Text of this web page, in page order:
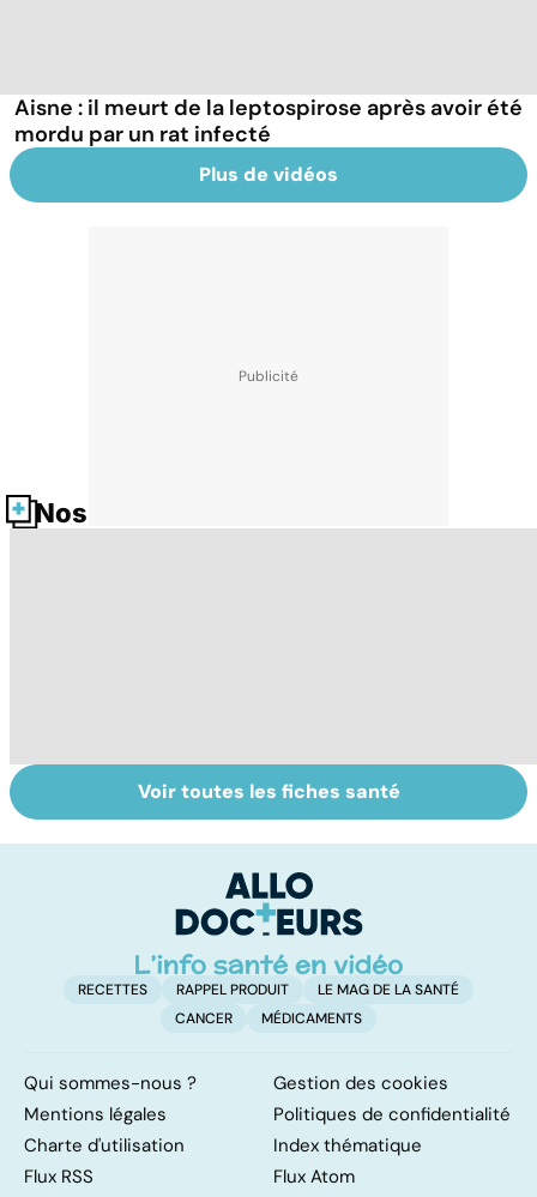
Aisne : il meurt de la leptospirose après avoir été
mordu par un rat infecté
Plus de vidéos
Nos fiches santé
Tout savoir sur
les infections
Inflammation des
amygdales : que
d'angine ?
Voir toutes les fiches santé
RECETTES RAPPEL PRODUIT
LE MAG DE LA SANTÉ
CANCER
MÉDICAMENTS
Qui sommes-nous ?
Gestion des cookies
Mentions légales
Politiques de confidentialité
Charte d'utilisation
Index thématique
Flux RSS
Flux Atom